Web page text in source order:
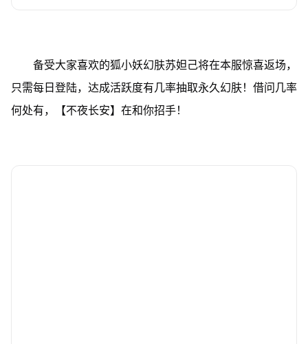
备受大家喜欢的狐小妖幻肤苏妲己将在本服惊喜返场，
只需每日登陆，达成活跃度有几率抽取永久幻肤！借问几率
何处有，【不夜长安】在和你招手！